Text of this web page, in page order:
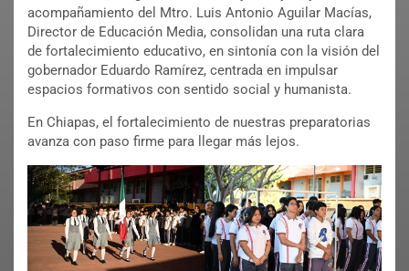
acompañamiento del Mtro. Luis Antonio Aguilar Macías,
Director de Educación Media, consolidan una ruta clara
de fortalecimiento educativo, en sintonía con la visión del
gobernador Eduardo Ramírez, centrada en impulsar
espacios formativos con sentido social y humanista.
En Chiapas, el fortalecimiento de nuestras preparatorias
avanza con paso firme para llegar más lejos.